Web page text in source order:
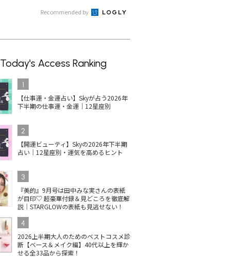
Recommended by
Today's Access Ranking
1
【仕事運・金運占い】Skyが占う2026年
下半期の仕事運・金運｜12星座別
2
【開運ビューティ】Skyの2026年下半期
占い｜12星座別・運気を高めるヒント
3
『美的』9月号は田中みな実さんの表紙
が目印♡ 超豪華付録＆見どころを徹底解
説｜STARGLOWの表紙も見逃せない！
4
2026上半期大人のためのベストコスメ診
断【ベース＆メイク編】40代以上を輝か
せる全33品から探索！